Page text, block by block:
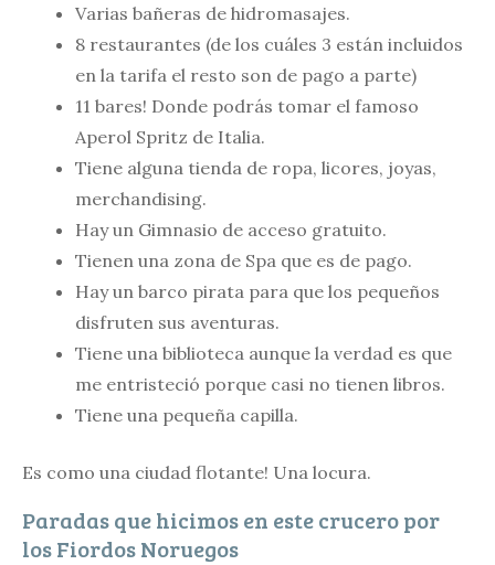
Varias bañeras de hidromasajes.
8 restaurantes (de los cuáles 3 están incluidos
en la tarifa el resto son de pago a parte)
11 bares! Donde podrás tomar el famoso
Aperol Spritz de Italia.
Tiene alguna tienda de ropa, licores, joyas,
merchandising.
Hay un Gimnasio de acceso gratuito.
Tienen una zona de Spa que es de pago.
Hay un barco pirata para que los pequeños
disfruten sus aventuras.
Tiene una biblioteca aunque la verdad es que
me entristeció porque casi no tienen libros.
Tiene una pequeña capilla.
Es como una ciudad flotante! Una locura.
Paradas que hicimos en este crucero por
los Fiordos Noruegos